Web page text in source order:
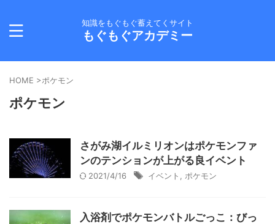
知識をもぐもぐ蓄えてくサイト
もぐもぐアカデミー
HOME >ポケモン
ポケモン
さがみ湖イルミリオンはポケモンファ
ンのテンションが上がる良イベント
2021/4/16 イベント ポケモン
入浴剤でポケモンバトルごっこ：びっ